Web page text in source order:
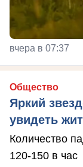
вчера в 07:37
Общество
Яркий
увидеть
Количество
120-150 в час